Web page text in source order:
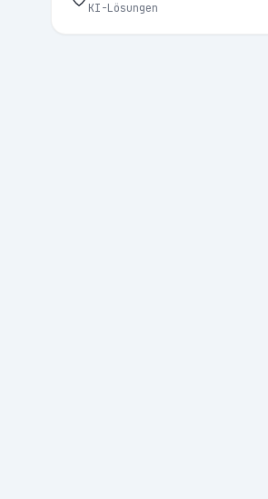
KI-Lösungen